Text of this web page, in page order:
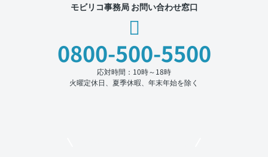
モビリコ事務局 お問い合わせ窓口
0800-500-5500
応対時間：10時～18時
火曜定休日、夏季休暇、年末年始を除く